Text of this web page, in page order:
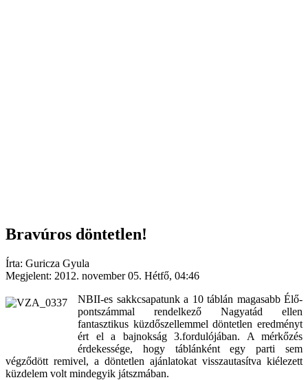
Bravúros döntetlen!
Írta: Guricza Gyula
Megjelent: 2012. november 05. Hétfő, 04:46
NBII-es sakkcsapatunk a 10 táblán magasabb Élő-
pontszámmal rendelkező Nagyatád ellen
fantasztikus küzdőszellemmel döntetlen eredményt
ért el a bajnokság 3.fordulójában. A mérkőzés
érdekessége, hogy táblánként egy parti sem
végződött remivel, a döntetlen ajánlatokat visszautasítva kiélezett
küzdelem volt mindegyik játszmában.